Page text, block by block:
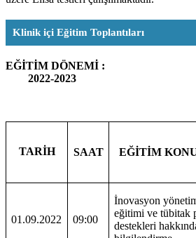
Klinik içi Eğitim Toplantıları
EĞİTİM
2022-
TARİH SAAT EĞİTİM
01.09.2022 09:00
İnovasyon
eğitimi ve tübitak
destekleri